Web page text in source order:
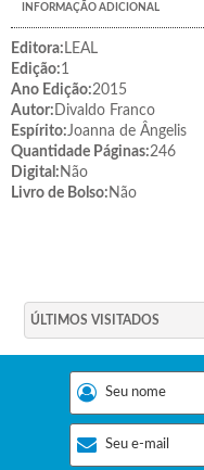
INFORMAÇÃO ADICIONAL
Editora: LEAL
Edição:1
Ano Edição:2015
Autor: Divaldo Franco
Espírito:Joanna de Ângelis
Quantidade Páginas:246
Digital: Não
Livro de Bolso: Não
ÚLTIMOS VISITADOS